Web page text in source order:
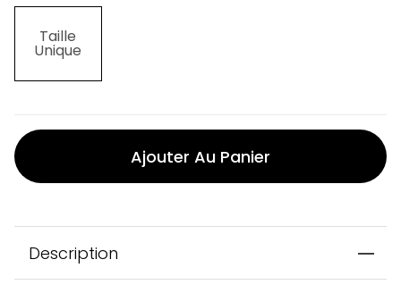
Taille
Unique
Ajouter Au Panier
Description